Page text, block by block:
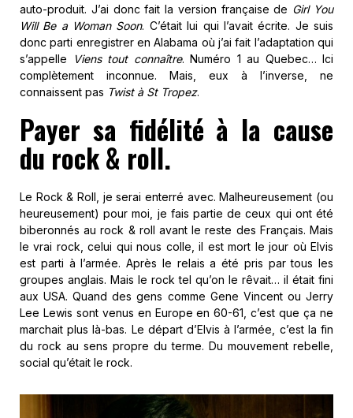
auto-produit. J’ai donc fait la version française de Girl You
Will Be a Woman Soon. C’était lui qui l’avait écrite. Je suis
donc parti enregistrer en Alabama où j’ai fait l’adaptation qui
s’appelle
Viens tout connaître. Numéro 1 au Quebec… Ici
complètement inconnue. Mais, eux à l’inverse, ne
connaissent pas Twist à St Tropez.
Payer sa fidélité à la cause
du rock & roll.
Le Rock & Roll, je serai enterré avec. Malheureusement (ou
heureusement) pour moi, je fais partie de ceux qui ont été
biberonnés au rock & roll avant le reste des Français. Mais
le vrai rock, celui qui nous colle, il est mort le jour où Elvis
est parti à l’armée. Après le relais a été pris par tous les
groupes anglais. Mais le rock tel qu’on le rêvait… il était fini
aux USA. Quand des gens comme Gene Vincent ou Jerry
Lee Lewis sont venus en Europe en 60-61, c’est que ça ne
marchait plus là-bas. Le départ d’Elvis à l’armée, c’est la fin
du rock au sens propre du terme. Du mouvement rebelle,
social qu’était le rock.